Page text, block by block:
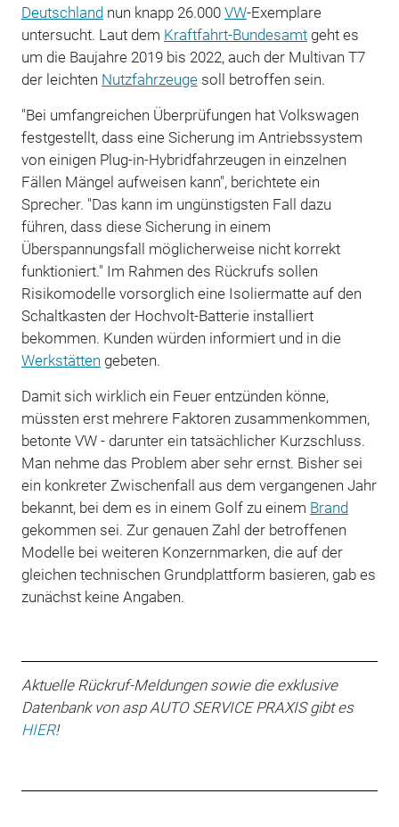
Deutschlandnun knapp 26.000 VW-Exemplare
untersucht. Laut dem Kraftfahrt-Bundesamtgeht es
um die Baujahre 2019 bis 2022, auch der Multivan T7
der leichten Nutzfahrzeugesoll betroffen sein.
"Bei umfangreichen Überprüfungen hat Volkswagen
festgestellt, dass eine Sicherung im Antriebssystem
von einigen Plug-in-Hybridfahrzeugen in einzelnen
Fällen Mängel aufweisen kann", berichtete ein
Sprecher. "Das kann im ungünstigsten Fall dazu
führen, dass diese Sicherung in einem
Überspannungsfall möglicherweise nicht korrekt
funktioniert." Im Rahmen des Rückrufs sollen
Risikomodelle vorsorglich eine Isoliermatte auf den
Schaltkasten der Hochvolt-Batterie installiert
bekommen. Kunden würden informiert und in die
Werkstätten gebeten.
Damit sich wirklich ein Feuer entzünden könne,
müssten erst mehrere Faktoren zusammenkommen,
betonte VW - darunter ein tatsächlicher Kurzschluss.
Man nehme das Problem aber sehr ernst. Bisher sei
ein konkreter Zwischenfall aus dem vergangenen Jahr
bekannt, bei dem es in einem Golf zu einem Brand
gekommen sei. Zur genauen Zahl der betroffenen
Modelle bei weiteren Konzernmarken, die auf der
gleichen technischen Grundplattform basieren, gab es
zunächst keine Angaben.
Aktuelle Rückruf-Meldungen sowie die exklusive
Datenbank von asp AUTO SERVICE PRAXIS gibt es
HIER!